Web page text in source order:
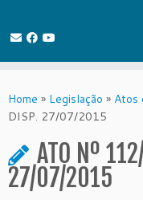
to
content
Home » Legislação » Atos
DISP. 27/07/2015
ATO Nº
27/07/2015